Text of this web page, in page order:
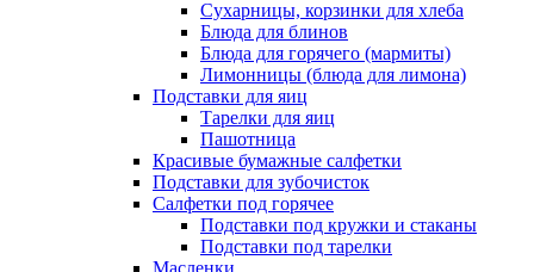
Сухарницы, корзинки для хлеба
Блюда для блинов
Блюда для горячего (мармиты)
Лимонницы (блюда для лимона)
Подставки для яиц
Тарелки для яиц
Пашотница
Красивые бумажные салфетки
Подставки для зубочисток
Салфетки под горячее
Подставки под кружки и стаканы
Подставки под тарелки
Масленки